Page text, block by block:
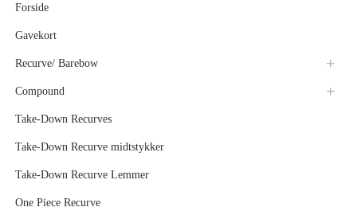
Forside
Gavekort
Recurve/ Barebow
Compound
Take-Down Recurves
Take-Down Recurve midtstykker
Take-Down Recurve Lemmer
One Piece Recurve